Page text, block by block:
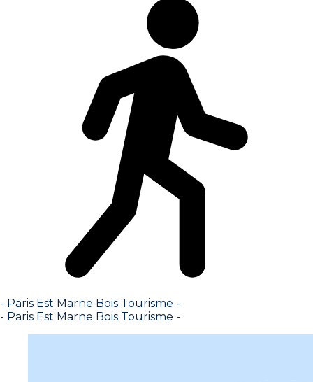
- Paris Est Marne Bois Tourisme -
- Paris Est Marne Bois Tourisme -